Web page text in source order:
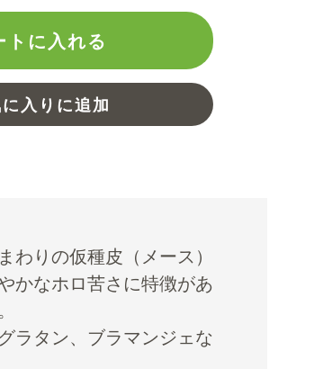
トに入れる
入りに追加
わりの仮種皮（メース）
かなホロ苦さに特徴があ
ラタン、ブラマンジェな